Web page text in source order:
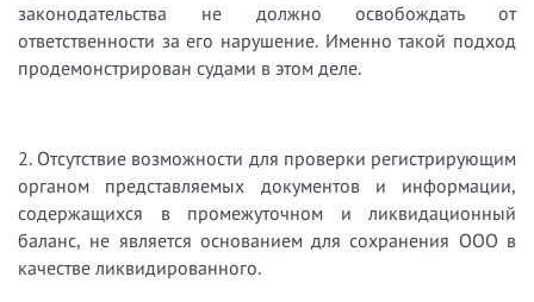
законодательства не должно освобождать от
ответственности за его нарушение. Именно такой подход
продемонстрирован судами в этом деле.
2. Отсутствие возможности для проверки регистрирующим
органом представляемых документов и информации,
содержащихся в промежуточном и ликвидационный
баланс, не является основанием для сохранения ООО в
качестве ликвидированного.